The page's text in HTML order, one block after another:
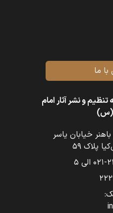
ما
و نشر آثار امام
(س)
خیابان یاسر
پلاک ۵۹